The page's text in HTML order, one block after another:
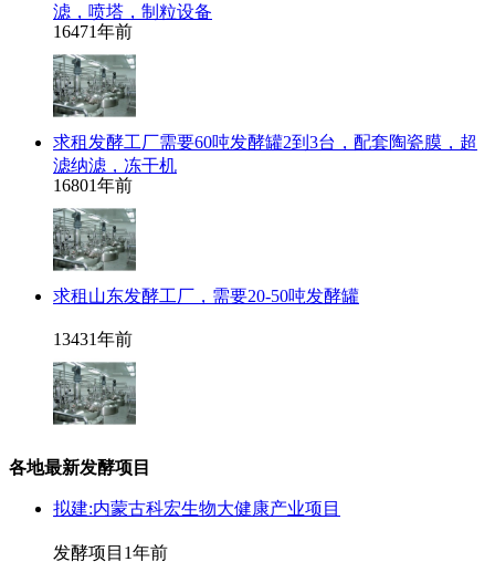
滤，喷塔，制粒设备
16471年前
求租发酵工厂需要60吨发酵罐2到3台，配套陶瓷膜，超
滤纳滤，冻干机
16801年前
求租山东发酵工厂，需要20-50吨发酵罐
13431年前
各地最新发酵项目
拟建:内蒙古科宏生物大健康产业项目
发酵项目 1年前